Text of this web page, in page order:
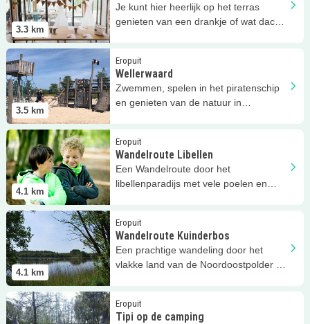
3.3 km
Je kunt hier heerlijk op het terras
genieten van een drankje of wat dacht
3.5 km
Eropuit
Wellerwaard
Zwemmen, spelen in het piratenschip
en genieten van de natuur in
Lees meer Wellerwaard
4.1 km
Eropuit
Wandelroute Libellen
Een Wandelroute door het
libellenparadijs met vele poelen en
Lees meer Wandelroute Libellen
4.1 km
Eropuit
Wandelroute Kuinderbos
Een prachtige wandeling door het
vlakke land van de Noordoostpolder bij
Lees meer Wandelroute Kuinderbos
Eropuit
Tipi op de camping
Lees meer Tipi op de camping